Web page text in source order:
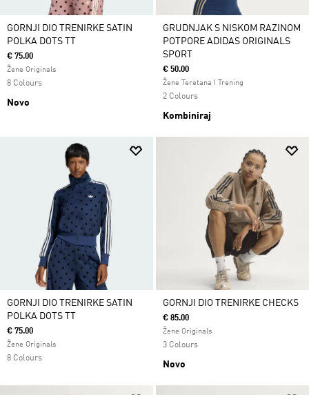
GORNJI DIO TRENIRKE SATIN
POLKA DOTS TT
€ 75.00
Žene Originals
8 Colours
Novo
GRUDNJAK S NISKOM RAZINOM
POTPORE ADIDAS ORIGINALS
SPORT
€ 50.00
Žene Teretana I Trening
2 Colours
Kombiniraj
GORNJI DIO TRENIRKE SATIN
POLKA DOTS TT
€ 75.00
Žene Originals
8 Colours
GORNJI DIO TRENIRKE CHECKS
€ 85.00
Žene Originals
3 Colours
Novo